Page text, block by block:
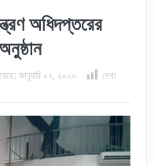
অধিদপ্তরের
জানুয়ারি ০২, ২০২০
দেখা